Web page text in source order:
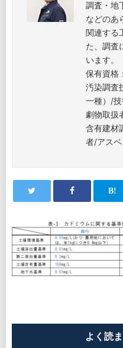
調査・地
などのあ
関連する
た、調査
います。
保有資格
汚染調査
一種）/
劇物取扱
含有建材
者/アス
よく読